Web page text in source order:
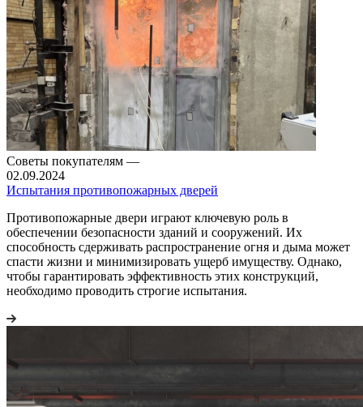
Советы покупателям —
02.09.2024
Испытания противопожарных дверей
Противопожарные двери играют ключевую роль в
обеспечении безопасности зданий и сооружений. Их
способность сдерживать распространение огня и дыма может
спасти жизни и минимизировать ущерб имуществу. Однако,
чтобы гарантировать эффективность этих конструкций,
необходимо проводить строгие испытания.